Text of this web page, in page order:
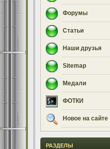
Форумы
Статьи
Наши друзья
Sitemap
Медали
ФОТКИ
Новое на сайте
РАЗДЕЛЫ